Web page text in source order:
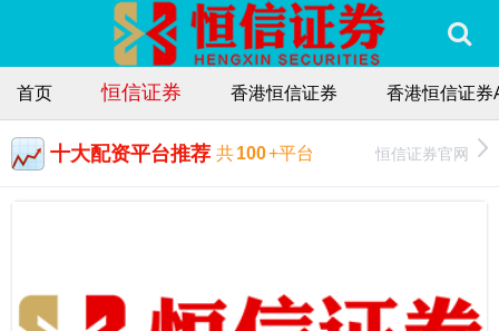
首页 恒信证券 香港恒信证券 香港恒信证券
十大配资平台推荐 共100+平台 恒信证券官网